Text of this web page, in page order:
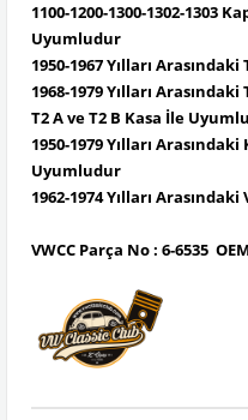
1100-1200-1300-1302-1303
Uyumludur
1950-1967 Yılları
1968-1979 Yılları
T2 A ve T2 B Kasa İle
1950-1979 Yılları
Uyumludur
1962-1974 Yılları
VWCC Parça No : 6-6535